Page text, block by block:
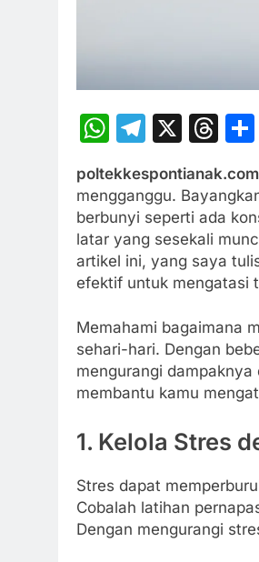
WhatsApp
Telegram
X
poltekkespontianak.com
mengganggu.
berbunyi seperti ada
latar yang sesekali
artikel ini, yang saya
efektif untuk mengatasi
Memahami bagaimana
sehari-hari. Dengan
mengurangi
membantu kamu
1. Kelola Stres
Stres dapat
Cobalah latihan
Dengan mengurangi